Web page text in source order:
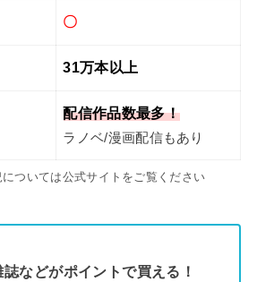
〇
31万本以上
配信作品数最多！
ラノベ/漫画配信もあり
ついては公式サイトをご覧ください
などがポイントで買える！